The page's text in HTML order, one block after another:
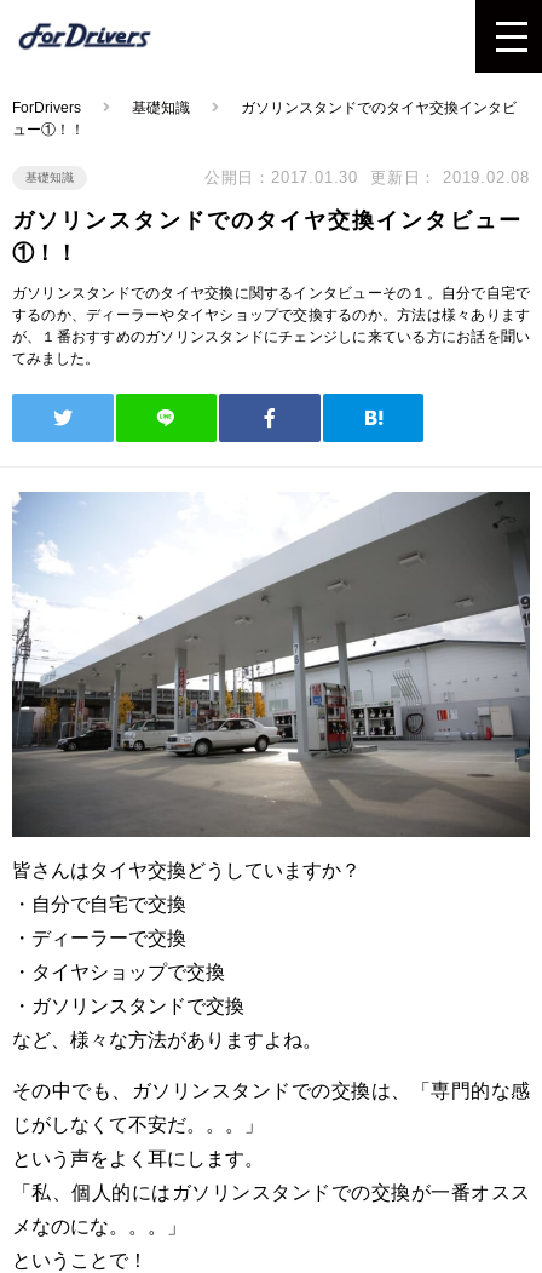
ForDrivers 基礎知識
ガソリンスタンドでのタイヤ交換インタビ
ュー①！！
基礎知識 公開日：2017.01.30 更新日： 2019.02.08
ガソリンスタンドでのタイヤ交換インタビュー
①！！
ガソリンスタンドでのタイヤ交換に関するインタビューその１。自分で自宅で
するのか、ディーラーやタイヤショップで交換するのか。方法は様々あります
が、１番おすすめのガソリンスタンドにチェンジしに来ている方にお話を聞い
てみました。
皆さんはタイヤ交換どうしていますか？
・自分で自宅で交換
・ディーラーで交換
・タイヤショップで交換
・ガソリンスタンドで交換
など、様々な方法がありますよね。
その中でも、ガソリンスタンドでの交換は、「専門的な感
じがしなくて不安だ。。。」
という声をよく耳にします。
「私、個人的にはガソリンスタンドでの交換が一番オスス
メなのにな。。。」
ということで！